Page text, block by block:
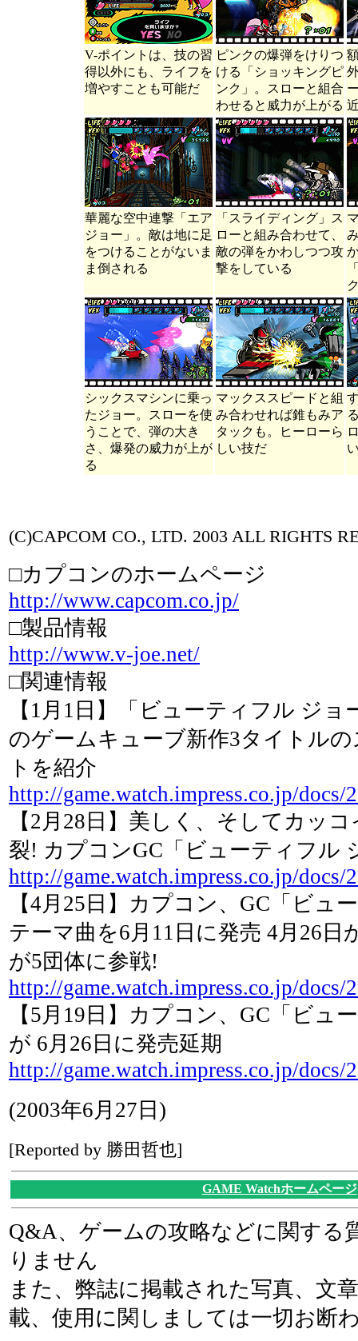
V-ポイントは、技の習
得以外にも、ライフを
増やすことも可能だ
ピンクの爆弾をけりつ
ける「ショッキングピ
ンク」。スローと組合
わせると威力が上がる
華麗な空中連撃「エア
ジョー」。敵は地に足
をつけることがないま
ま倒される
「スライディング」ス
ローと組み合わせて、
敵の弾をかわしつつ攻
撃をしている
シックスマシンに乗っ
たジョー。スローを使
うことで、弾の大き
さ、爆発の威力が上が
る
マックススピードと組
み合わせれば錐もみア
タックも。ヒーローら
しい技だ
(C)CAPCOM CO., LTD. 2003 ALL RIGHTS
□カプコンのホームページ
http://www.capcom.co.jp/
□製品情報
http://www.v-joe.net/
□関連情報
【1月1日】「ビューティフル ジ
のゲームキューブ新作3タイトル
トを紹介
http://game.watch.impress.co.jp/docs/
【2月28日】美しく、そしてカッ
裂! カプコンGC「ビューティフル
http://game.watch.impress.co.jp/docs/
【4月25日】カプコン、GC「ビュ
テーマ曲を6月11日に発売 4月26日
が5団体に参戦!
http://game.watch.impress.co.jp/docs/
【5月19日】カプコン、GC「ビュ
が 6月26日に発売延期
http://game.watch.impress.co.jp/docs/
(2003年6月27日)
[Reported by 勝田哲也]
GAME Watchホームページ
Q&A、ゲームの攻略などに関する
りません
また、弊誌に掲載された写真、文
載、使用に関しましては一切お断